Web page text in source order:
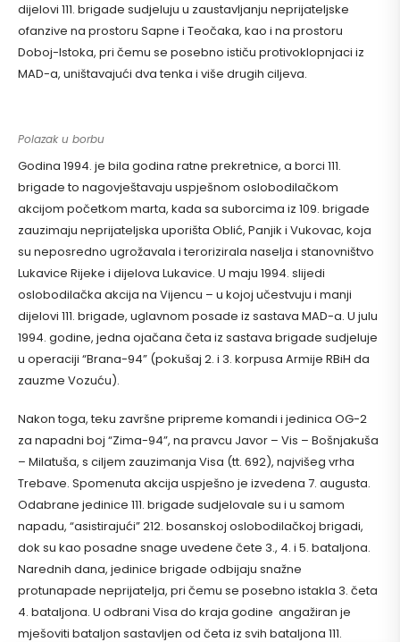
dijelovi 111. brigade sudjeluju u zaustavljanju neprijateljske
ofanzive na prostoru Sapne i Teočaka, kao i na prostoru
Doboj-Istoka, pri čemu se posebno ističu protivoklopnjaci iz
MAD-a, uništavajući dva tenka i više drugih ciljeva.
Polazak u borbu
Godina 1994. je bila godina ratne prekretnice, a borci 111.
brigade to nagovještavaju uspješnom oslobodilačkom
akcijom početkom marta, kada sa suborcima iz 109. brigade
zauzimaju neprijateljska uporišta Oblić, Panjik i Vukovac, koja
su neposredno ugrožavala i terorizirala naselja i stanovništvo
Lukavice Rijeke i dijelova Lukavice. U maju 1994. slijedi
oslobodilačka akcija na Vijencu – u kojoj učestvuju i manji
dijelovi 111. brigade, uglavnom posade iz sastava MAD-a. U julu
1994. godine, jedna ojačana četa iz sastava brigade sudjeluje
u operaciji “Brana-94” (pokušaj 2. i 3. korpusa Armije RBiH da
zauzme Vozuću).
Nakon toga, teku završne pripreme komandi i jedinica OG-2
za napadni boj “Zima-94”, na pravcu Javor – Vis – Bošnjakuša
– Milatuša, s ciljem zauzimanja Visa (tt. 692), najvišeg vrha
Trebave. Spomenuta akcija uspješno je izvedena 7. augusta.
Odabrane jedinice 111. brigade sudjelovale su i u samom
napadu, “asistirajući” 212. bosanskoj oslobodilačkoj brigadi,
dok su kao posadne snage uvedene čete 3., 4. i 5. bataljona.
Narednih dana, jedinice brigade odbijaju snažne
protunapade neprijatelja, pri čemu se posebno istakla 3. četa
4. bataljona. U odbrani Visa do kraja godine angažiran je
mješoviti bataljon sastavljen od četa iz svih bataljona 111.